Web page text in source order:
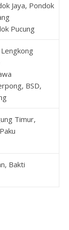
Jaya, Pondok
Pucung
BSD,
Timur,
Bakti